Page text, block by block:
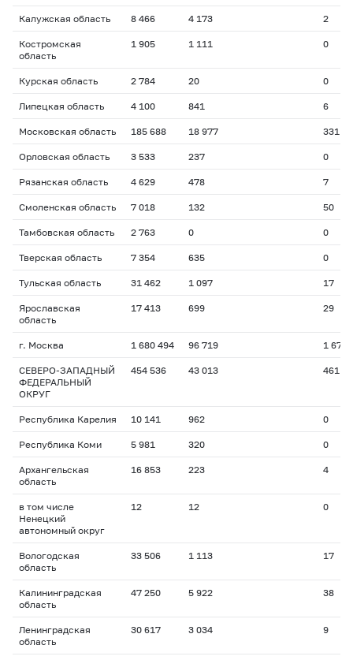
Калужская область 8 466 4 173 2
Костромская
область
1 905 1 111 0
Курская область 2 784 20 0
Липецкая область 4 100 841 6
Московская область 185 688 18 977 331
Орловская область 3 533 237 0
Рязанская область 4 629 478 7
Смоленская область 7 018 132 50
Тамбовская область 2 763 0 0
Тверская область 7 354 635 0
Тульская область 31 462 1 097 17
Ярославская
область
17 413 699 29
г. Москва 1 680 494 96 719 1 676
СЕВЕРО-ЗАПАДНЫЙ
ФЕДЕРАЛЬНЫЙ
ОКРУГ
454 536 43 013 461
Республика Карелия 10 141 962 0
Республика Коми 5 981 320 0
Архангельская
область
16 853 223 4
в том числе
Ненецкий
автономный округ
12 12 0
Вологодская
область
33 506 1 113 17
Калининградская
область
47 250 5 922 38
Ленинградская
область
30 617 3 034 9